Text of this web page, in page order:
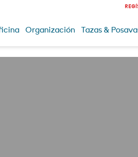
Organización Tazas &